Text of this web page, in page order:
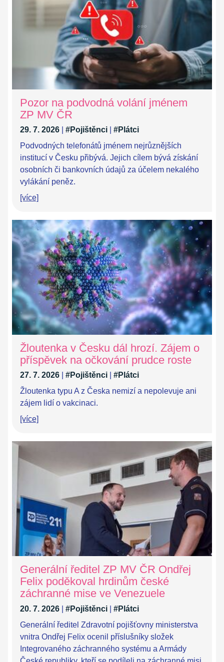
Pozor na podvodná volání jménem
ZP MV ČR
29. 7. 2026 #Pojištěnci
#Plátci
Podvodných telefonátů jménem nejrůznějších
institucí v Česku přibývá. Jejich cílem bývá získání
osobních či bankovních údajů za účelem nekalého
vylákání peněz.
[více]
Žloutenka v Česku dál hrozí. Zájem o
příspěvek na očkování prudce roste
27. 7. 2026 #Pojištěnci
#Plátci
Žloutenka typu A z Česka nemizí a nepolevuje ani
zájem lidí o vakcinaci.
[více]
Generální ředitel ZP MV ČR Ondřej
Felix poděkoval hrdinům české
záchranné mise ve Venezuele
20. 7. 2026 #Pojištěnci
#Plátci
Generální ředitel Zdravotní pojišťovny ministerstva
vnitra Ondřej Felix ocenil příslušníky složek
Integrovaného záchranného systému a Armády